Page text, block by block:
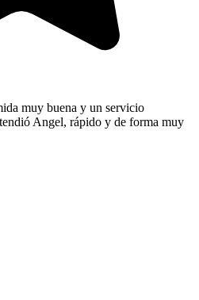
muy buena y un servicio
Angel, rápido y de forma muy